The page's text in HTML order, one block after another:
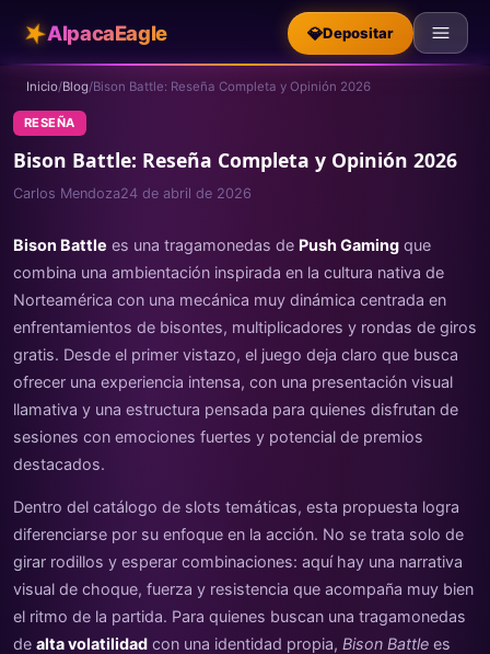
★AlpacaEagle 💎Depositar
Inicio/Blog/Bison Battle: Reseña Completa y Opinión 2026
RESEÑA
Bison Battle: Reseña Completa y Opinión 2026
Carlos Mendoza24 de abril de 2026
Bison Battle es una tragamonedas de Push Gaming que
combina una ambientación inspirada en la cultura nativa de
Norteamérica con una mecánica muy dinámica centrada en
enfrentamientos de bisontes, multiplicadores y rondas de giros
gratis. Desde el primer vistazo, el juego deja claro que busca
ofrecer una experiencia intensa, con una presentación visual
llamativa y una estructura pensada para quienes disfrutan de
sesiones con emociones fuertes y potencial de premios
destacados.
Dentro del catálogo de slots temáticas, esta propuesta logra
diferenciarse por su enfoque en la acción. No se trata solo de
girar rodillos y esperar combinaciones: aquí hay una narrativa
visual de choque, fuerza y resistencia que acompaña muy bien
el ritmo de la partida. Para quienes buscan una tragamonedas
de alta volatilidad con una identidad propia, Bison Battle es